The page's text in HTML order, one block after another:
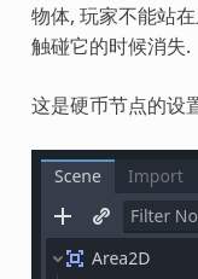
物体, 玩家不能站
触碰它的时候消失.
这是硬币节点的设